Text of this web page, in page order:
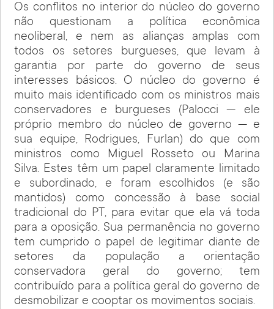
Os conflitos no interior do núcleo do governo
não questionam a política econômica
neoliberal, e nem as alianças amplas com
todos os setores burgueses, que levam à
garantia por parte do governo de seus
interesses básicos. O núcleo do governo é
muito mais identificado com os ministros mais
conservadores e burgueses (Palocci — ele
próprio membro do núcleo de governo — e
sua equipe, Rodrigues, Furlan) do que com
ministros como Miguel Rosseto ou Marina
Silva. Estes têm um papel claramente limitado
e subordinado, e foram escolhidos (e são
mantidos) como concessão à base social
tradicional do PT, para evitar que ela vá toda
para a oposição. Sua permanência no governo
tem cumprido o papel de legitimar diante de
setores da população a orientação
conservadora geral do governo; tem
contribuído para a política geral do governo de
desmobilizar e cooptar os movimentos sociais.